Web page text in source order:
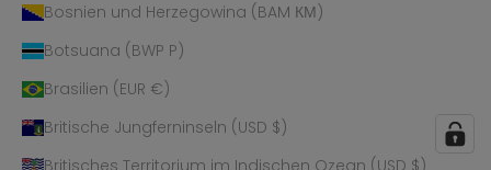
Bosnien und Herzegowina (BAM КМ)
Botsuana (BWP P)
Brasilien (EUR €)
Britische Jungferninseln (USD $)